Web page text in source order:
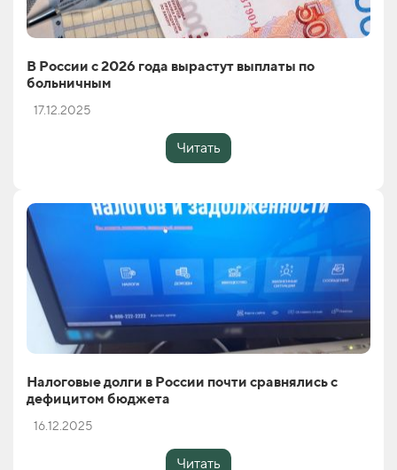
В России с 2026 года вырастут выплаты по
больничным
17.12.2025
Читать
Налоговые долги в России почти сравнялись с
дефицитом бюджета
16.12.2025
Читать